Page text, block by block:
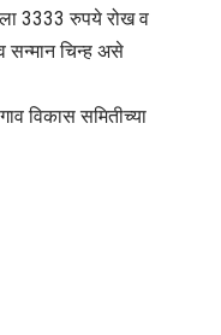
3333 रुपये रोख व
सन्मान चिन्ह असे
विकास समितीच्या